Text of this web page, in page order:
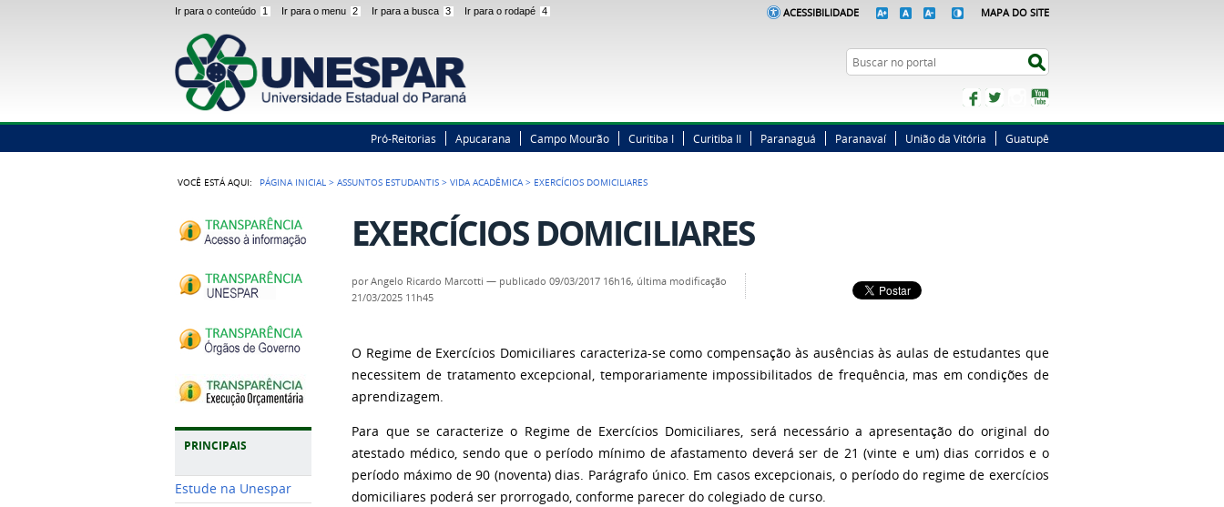
Ir para o conteúdo 1 Ir para o menu 2 Ir para a busca 3 Ir para o rodapé 4 ACESSIBILIDADE MAPA DO SITE
Busca
FacebookTwitterInstagram
Pró-Reitorias Apucarana Campo Mourão Curitiba I Curitiba II Paranaguá Paranavaí União da Vitória Guatupê
VOCÊ ESTÁ AQUI: PÁGINA INICIAL >ASSUNTOS ESTUDANTIS >VIDA ACADÊMICA > EXERCÍCIOS DOMICILIARES
PRINCIPAIS
Estude na Unespar
EXERCÍCIOS DOMICILIARES
porAngelo Ricardo Marcotti — publicado 09/03/2017 16h16, última modificação
21/03/2025 11h45
O Regime de Exercícios Domiciliares caracteriza-se como compensação às ausências às aulas de estudantes que
necessitem de tratamento excepcional, temporariamente impossibilitados de frequência, mas em condições de
aprendizagem.
Para que se caracterize o Regime de Exercícios Domiciliares, será necessário a apresentação do original do
atestado médico, sendo que o período mínimo de afastamento deverá ser de 21 (vinte e um) dias corridos e o
período máximo de 90 (noventa) dias. Parágrafo único. Em casos excepcionais, o período do regime de exercícios
domiciliares poderá ser prorrogado, conforme parecer do colegiado de curso.